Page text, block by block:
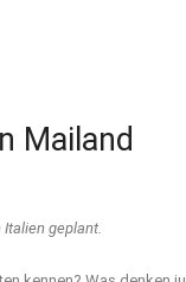
Mailand
geplant.